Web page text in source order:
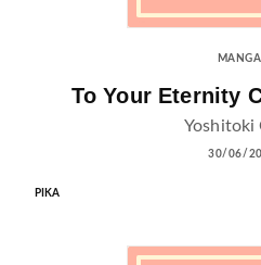
To Your Eternity
Yoshitoki
30/06/
PIKA